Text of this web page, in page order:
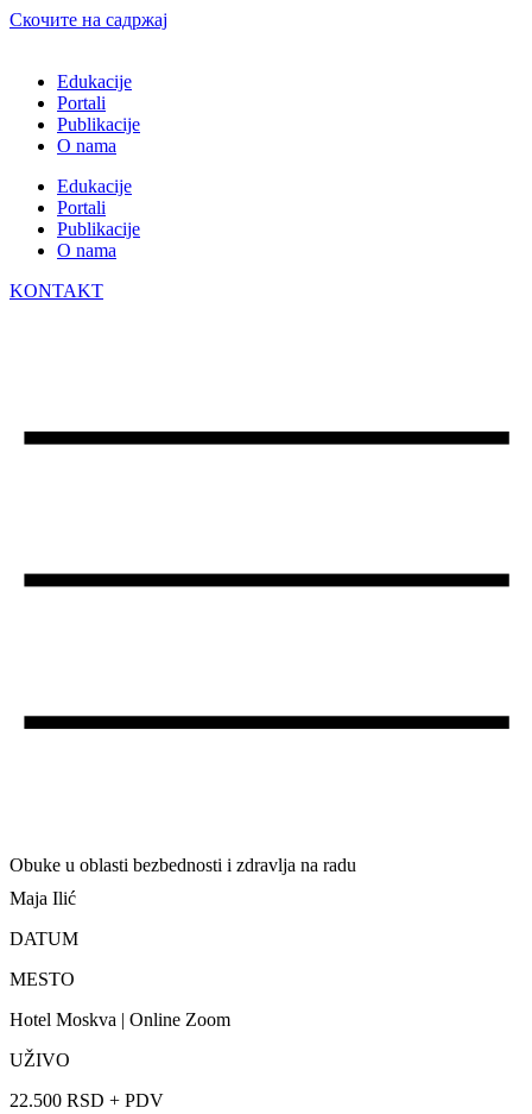
Скочите на садржај
Edukacije
Portali
Publikacije
O nama
Edukacije
Portali
Publikacije
O nama
KONTAKT
Obuke u oblasti bezbednosti i zdravlja na radu
Maja Ilić
DATUM
MESTO
Hotel Moskva | Online Zoom
UŽIVO
22.500 RSD + PDV